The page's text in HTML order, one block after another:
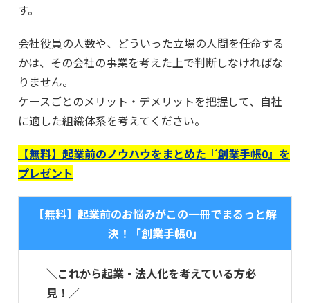
す。
会社役員の人数や、どういった立場の人間を任命する
かは、その会社の事業を考えた上で判断しなければな
りません。
ケースごとのメリット・デメリットを把握して、自社
に適した組織体系を考えてください。
【無料】起業前のノウハウをまとめた『創業手帳0』を
プレゼント
【無料】起業前のお悩みがこの一冊でまるっと解
決！「創業手帳0」
＼これから起業・法人化を考えている方必
見！／